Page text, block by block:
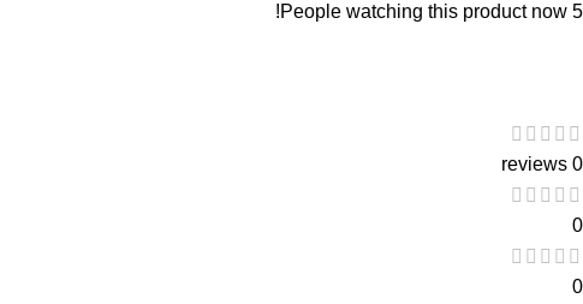
5
People watching this product now!
0 reviews
0
0